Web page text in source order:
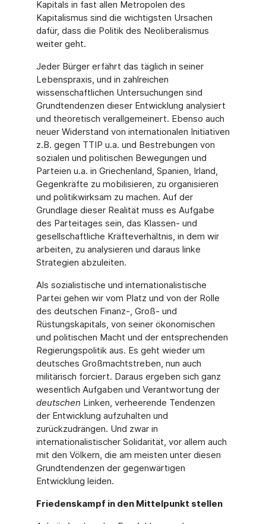
Kapitals in fast allen Metropolen des
Kapitalismus sind die wichtigsten Ursachen
dafür, dass die Politik des Neoliberalismus
weiter geht.
Jeder Bürger erfährt das täglich in seiner
Lebenspraxis, und in zahlreichen
wissenschaftlichen Untersuchungen sind
Grundtendenzen dieser Entwicklung analysiert
und theoretisch verallgemeinert. Ebenso auch
neuer Widerstand von internationalen Initiativen
z.B. gegen TTIP u.a. und Bestrebungen von
sozialen und politischen Bewegungen und
Parteien u.a. in Griechenland, Spanien, Irland,
Gegenkräfte zu mobilisieren, zu organisieren
und politikwirksam zu machen. Auf der
Grundlage dieser Realität muss es Aufgabe
des Parteitages sein, das Klassen- und
gesellschaftliche Kräfteverhältnis, in dem wir
arbeiten, zu analysieren und daraus linke
Strategien abzuleiten.
Als sozialistische und internationalistische
Partei gehen wir vom Platz und von der Rolle
des deutschen Finanz-, Groß- und
Rüstungskapitals, von seiner ökonomischen
und politischen Macht und der entsprechenden
Regierungspolitik aus. Es geht wieder um
deutsches Großmachtstreben, nun auch
militärisch forciert. Daraus ergeben sich ganz
wesentlich Aufgaben und Verantwortung der
deutschen Linken, verheerende Tendenzen
der Entwicklung aufzuhalten und
zurückzudrängen. Und zwar in
internationalistischer Solidarität, vor allem auch
mit den Völkern, die am meisten unter diesen
Grundtendenzen der gegenwärtigen
Entwicklung leiden.
Friedenskampf in den Mittelpunkt stellen